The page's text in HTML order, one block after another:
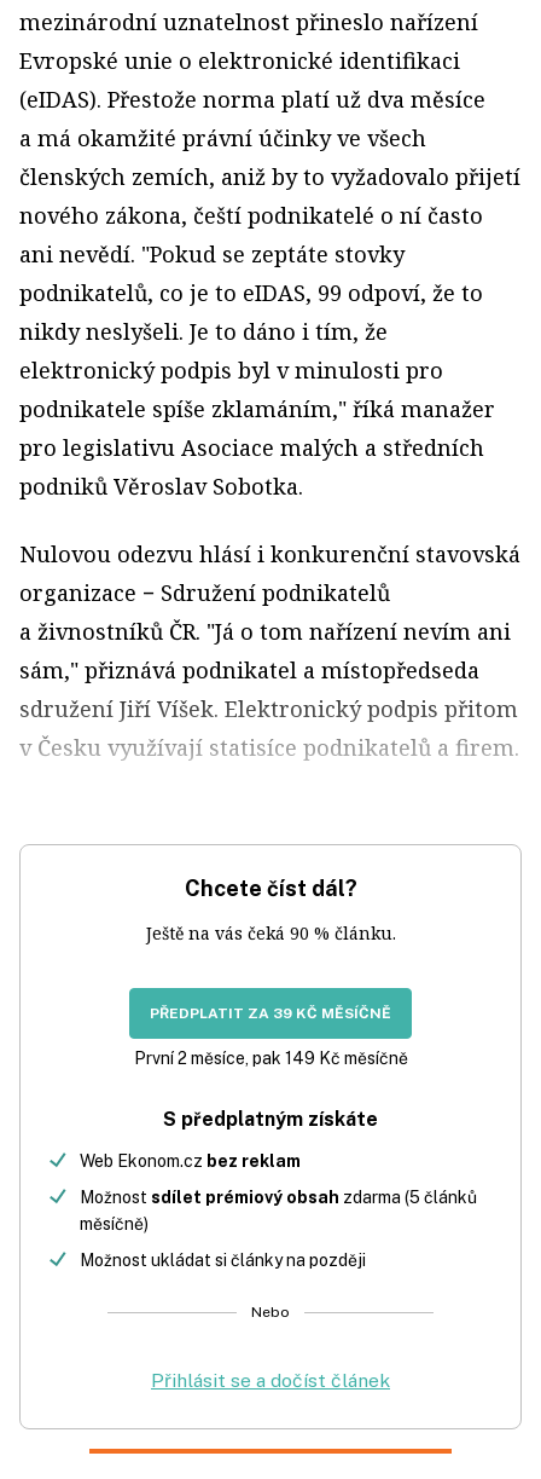
mezinárodní uznatelnost přineslo nařízení
Evropské unie o elektronické identifikaci
(eIDAS). Přestože norma platí už dva měsíce
a má okamžité právní účinky ve všech
členských zemích, aniž by to vyžadovalo přijetí
nového zákona, čeští podnikatelé o ní často
ani nevědí. "Pokud se zeptáte stovky
podnikatelů, co je to eIDAS, 99 odpoví, že to
nikdy neslyšeli. Je to dáno i tím, že
elektronický podpis byl v minulosti pro
podnikatele spíše zklamáním," říká manažer
pro legislativu Asociace malých a středních
podniků Věroslav Sobotka.
Nulovou odezvu hlásí i konkurenční stavovská
organizace − Sdružení podnikatelů
a živnostníků ČR. "Já o tom nařízení nevím ani
sám," přiznává podnikatel a místopředseda
sdružení Jiří Víšek. Elektronický podpis přitom
v Česku využívají statisíce podnikatelů a firem.
Chcete číst dál?
Ještě na vás čeká 90 % článku.
PŘEDPLATIT ZA 39 KČ MĚSÍČNĚ
První 2 měsíce, pak 149 Kč měsíčně
S předplatným získáte
Web Ekonom.cz bez reklam
Možnost sdílet prémiový obsah zdarma (5 článků
měsíčně)
Možnost ukládat si články na později
Nebo
Přihlásit se a dočíst článek